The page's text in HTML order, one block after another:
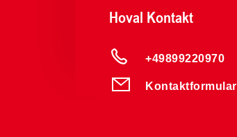
Hoval Kontakt
+49899220970
Kontaktformular